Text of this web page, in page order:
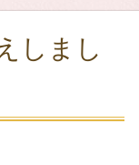
しまし